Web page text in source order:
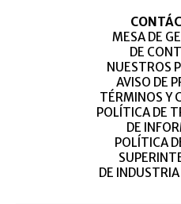
MESA DE
DE
NUESTROS
AVISO DE
TÉRMINOS Y
POLÍTICA DE
DE
POLÍTICA
DE